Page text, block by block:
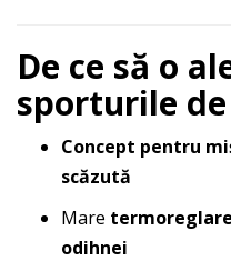
De ce să o
sporturile
Concept pentru
scăzută
Mare
odihnei